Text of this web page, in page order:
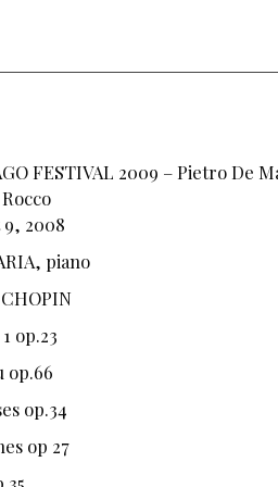
FESTIVAL 2009 – Pietro De
9, 2008
piano
op.23
op.66
op.34
op 27